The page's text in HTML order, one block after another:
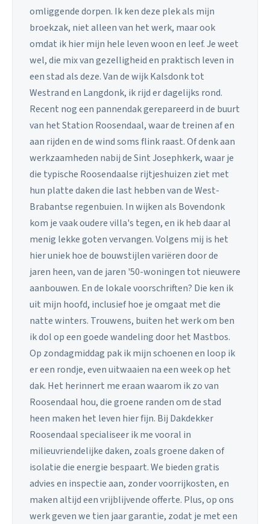
omliggende dorpen. Ik ken deze plek als mijn
broekzak, niet alleen van het werk, maar ook
omdat ik hier mijn hele leven woon en leef. Je weet
wel, die mix van gezelligheid en praktisch leven in
een stad als deze. Van de wijk Kalsdonk tot
Westrand en Langdonk, ik rijd er dagelijks rond.
Recent nog een pannendak gerepareerd in de buurt
van het Station Roosendaal, waar de treinen af en
aan rijden en de wind soms flink raast. Of denk aan
werkzaamheden nabij de Sint Josephkerk, waar je
die typische Roosendaalse rijtjeshuizen ziet met
hun platte daken die last hebben van de West-
Brabantse regenbuien. In wijken als Bovendonk
kom je vaak oudere villa's tegen, en ik heb daar al
menig lekke goten vervangen. Volgens mij is het
hier uniek hoe de bouwstijlen variëren door de
jaren heen, van de jaren '50-woningen tot nieuwere
aanbouwen. En de lokale voorschriften? Die ken ik
uit mijn hoofd, inclusief hoe je omgaat met die
natte winters. Trouwens, buiten het werk om ben
ik dol op een goede wandeling door het Mastbos.
Op zondagmiddag pak ik mijn schoenen en loop ik
er een rondje, even uitwaaien na een week op het
dak. Het herinnert me eraan waarom ik zo van
Roosendaal hou, die groene randen om de stad
heen maken het leven hier fijn. Bij Dakdekker
Roosendaal specialiseer ik me vooral in
milieuvriendelijke daken, zoals groene daken of
isolatie die energie bespaart. We bieden gratis
advies en inspectie aan, zonder voorrijkosten, en
maken altijd een vrijblijvende offerte. Plus, op ons
werk geven we tien jaar garantie, zodat je met een